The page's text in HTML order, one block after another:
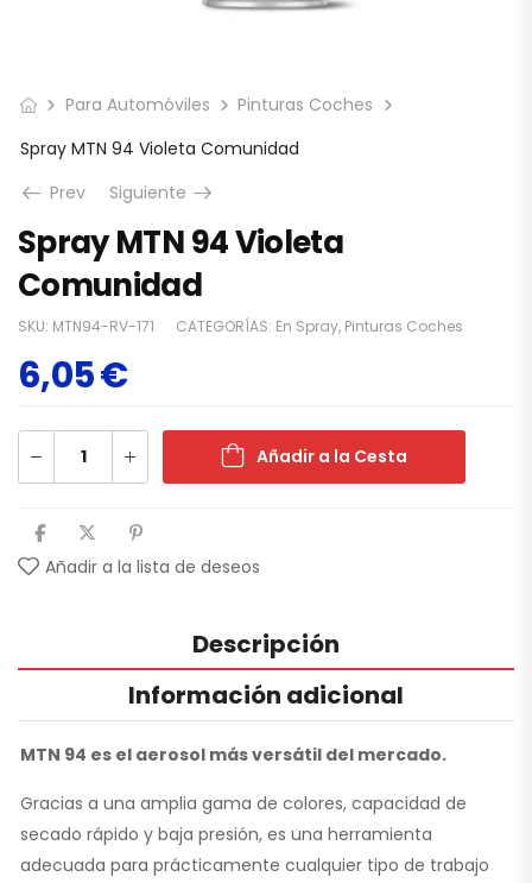
Para Automóviles
Pinturas Coches
Spray MTN 94 Violeta Comunidad
Prev
Siguiente
Spray MTN 94 Violeta
Comunidad
SKU: MTN94-RV-171 CATEGORÍAS: En Spray, Pinturas Coches
6,05€
Añadir a la Cesta
Añadir a la lista de deseos
Descripción
Información adicional
MTN 94 es el aerosol más versátil del mercado.
Gracias a una amplia gama de colores, capacidad de
secado rápido y baja presión, es una herramienta
adecuada para prácticamente cualquier tipo de trabajo